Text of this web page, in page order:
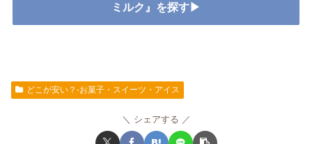
ミルク』を探す▶
どこが安い？-お菓子・スイーツ・アイス
シェアする